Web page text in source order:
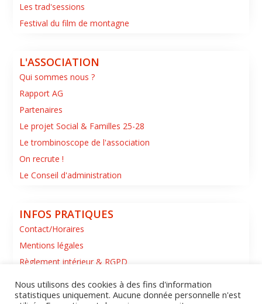
Les trad'sessions
Festival du film de montagne
L'ASSOCIATION
Qui sommes nous ?
Rapport AG
Partenaires
Le projet Social & Familles 25-28
Le trombinoscope de l'association
On recrute !
Le Conseil d'administration
INFOS PRATIQUES
Contact/Horaires
Mentions légales
Règlement intérieur & RGPD
Nous utilisons des cookies à des fins d'information
statistiques uniquement. Aucune donnée personnelle n'est